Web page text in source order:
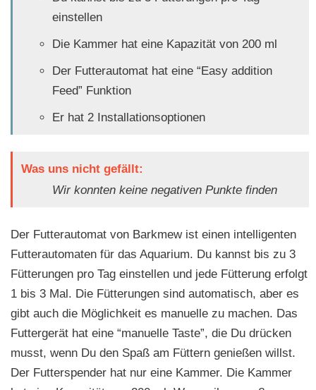
einstellen
Die Kammer hat eine Kapazität von 200 ml
Der Futterautomat hat eine “Easy addition
Feed” Funktion
Er hat 2 Installationsoptionen
Was uns nicht gefällt:
Wir konnten keine negativen Punkte finden
Der Futterautomat von Barkmew ist einen intelligenten
Futterautomaten für das Aquarium. Du kannst bis zu 3
Fütterungen pro Tag einstellen und jede Fütterung erfolgt
1 bis 3 Mal. Die Fütterungen sind automatisch, aber es
gibt auch die Möglichkeit es manuelle zu machen. Das
Futtergerät hat eine “manuelle Taste”, die Du drücken
musst, wenn Du den Spaß am Füttern genießen willst.
Der Futterspender hat nur eine Kammer. Die Kammer